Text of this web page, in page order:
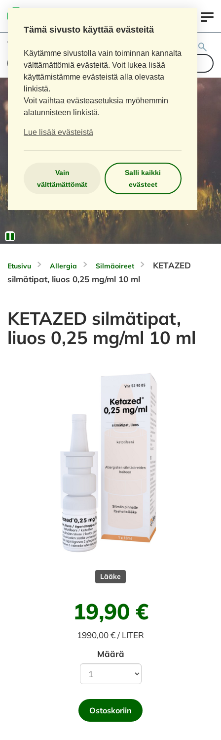
Tämä sivusto käyttää evästeitä
Käytämme sivustolla vain toiminnan kannalta
välttämättömiä evästeitä. Voit lukea lisää
käyttämistämme evästeistä alla olevasta
linkistä.
Voit vaihtaa evästeasetuksia myöhemmin
alatunnisteen linkistä.
Lue lisää evästeistä
Vain
välttämättömät
Salli kaikki
evästeet
Tuotehaku:
Etusivu Allergia Silmäoireet
KETAZED
silmätipat, liuos 0,25 mg/ml 10 ml
KETAZED silmätipat,
liuos 0,25 mg/ml 10 ml
Lääke
19,90 €
1990,00 € / LITER
Määrä
Ostoskoriin